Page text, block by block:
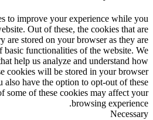
to improve your experience while you
Out of these, the cookies that are
are stored on your browser as they are
functionalities of the website. We
help us analyze and understand how
cookies will be stored in your browser
have the option to opt-out of these
some of these cookies may affect your
browsing experience.
Necessary